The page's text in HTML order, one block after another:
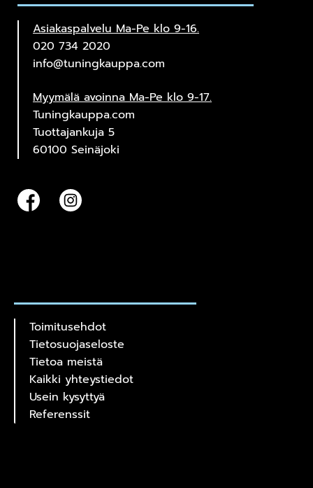
Asiakaspalvelu Ma-Pe klo 9-16.
020 734 2020
info@tuningkauppa.com
Myymälä avoinna Ma-Pe klo 9-17.
Tuningkauppa.com
Tuottajankuja 5
60100 Seinäjoki
Toimitusehdot
Tietosuojaseloste
Tietoa meistä
Kaikki yhteystiedot
Usein kysyttyä
Referenssit